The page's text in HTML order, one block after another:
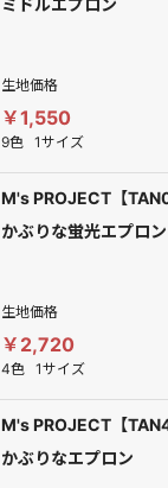
ミドルエプロン
生地価格
￥1,550
9色 1サイズ
M's PROJECT【
かぶりな蛍光エプロン
生地価格
￥2,720
4色 1サイズ
M's PROJECT【
かぶりなエプロン